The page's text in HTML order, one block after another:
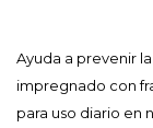
Ayuda a prevenir
impregnado con
para uso diario en